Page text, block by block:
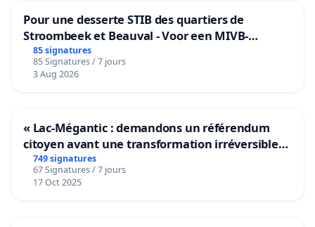
Pour une desserte STIB des quartiers de
Stroombeek et Beauval - Voor een MIVB-
bediening van de wijken Strombeek en Het
Voor
85 signatures
85 Signatures / 7 jours
3 Aug 2026
« Lac-Mégantic : demandons un référendum
citoyen avant une transformation irréversible
de notre territoire »
749 signatures
67 Signatures / 7 jours
17 Oct 2025